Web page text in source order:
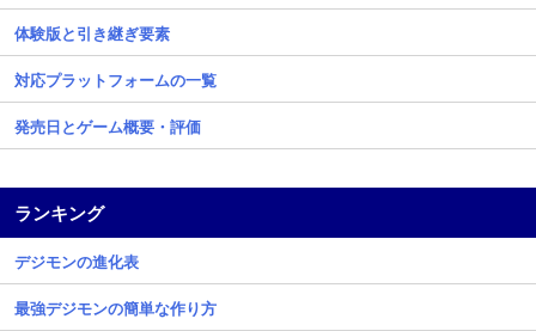
体験版と引き継ぎ要素
対応プラットフォームの一覧
発売日とゲーム概要・評価
ランキング
デジモンの進化表
最強デジモンの簡単な作り方